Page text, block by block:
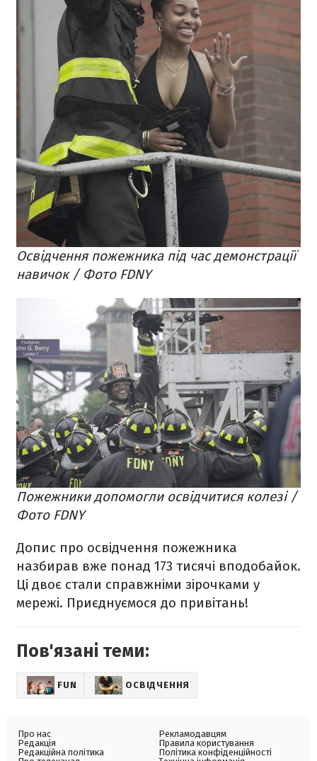
Освідчення пожежника під час демонстрації
навичок / Фото FDNY
Пожежники допомогли освідчитися колезі /
Фото FDNY
Допис про освідчення пожежника
назбирав вже понад 173 тисячі вподобайок.
Ці двоє стали справжніми зірочками у
мережі. Приєднуємося до привітань!
Пов'язані теми:
FUN ОСВІДЧЕННЯ
Про нас
Редакція
Редакційна політика
Рекламодавцям
Правила користування
Політика конфіденційності